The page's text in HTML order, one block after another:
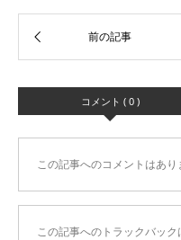
コメント ( 0 )
この記事へのコメントはあり
この記事へのトラックバック